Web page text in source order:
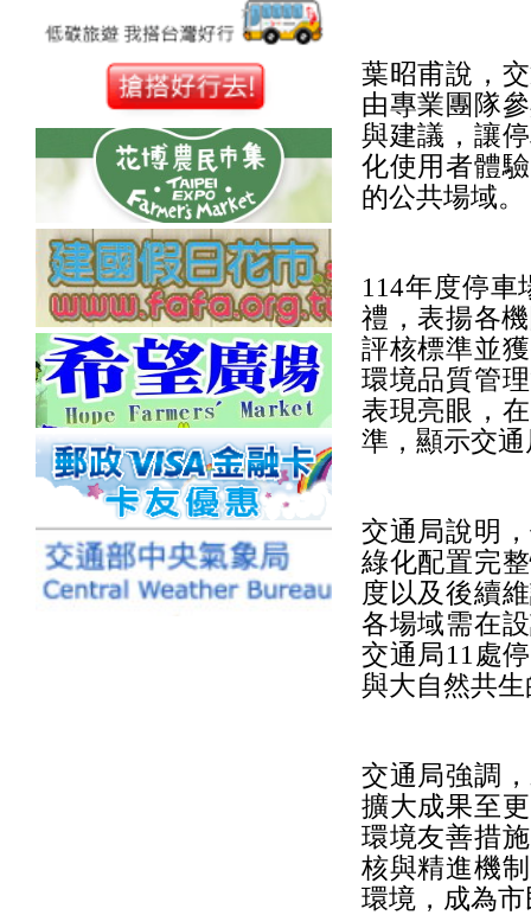
葉昭甫說，
由專業團隊
與建議，讓
化使用者體
的公共場域。
114年度停車
禮，表揚各
評核標準並
環境品質管
表現亮眼，
準，顯示交
交通局說明
綠化配置完
度以及後續
各場域需在
交通局11處
與大自然共
交通局強調
擴大成果至
環境友善措
核與精進機
環境，成為